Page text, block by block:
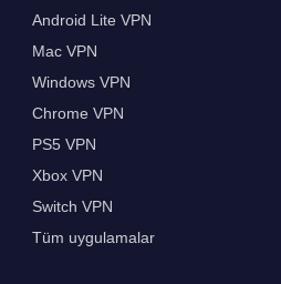
Android Lite VPN
Mac VPN
Windows VPN
Chrome VPN
PS5 VPN
Xbox VPN
Switch VPN
Tüm uygulamalar